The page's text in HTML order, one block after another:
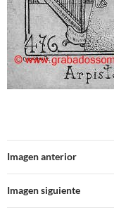
Imagen anterior
Imagen siguiente